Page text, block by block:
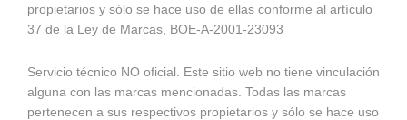
propietarios y sólo se hace uso de ellas conforme al artículo
37 de la Ley de Marcas, BOE-A-2001-23093
Servicio técnico NO oficial. Este sitio web no tiene vinculación
alguna con las marcas mencionadas. Todas las marcas
pertenecen a sus respectivos propietarios y sólo se hace uso